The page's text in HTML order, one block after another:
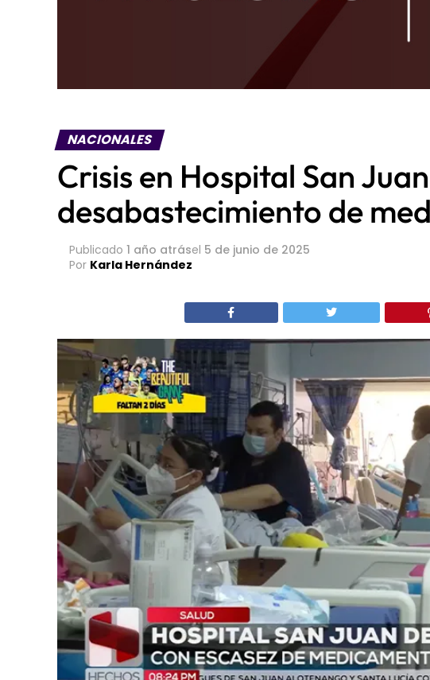
NACIONALES
Crisis en Hospital San
desabastecimiento de
Publicado 1 año atrásel 5 de junio de 2025
Por Karla Hernández